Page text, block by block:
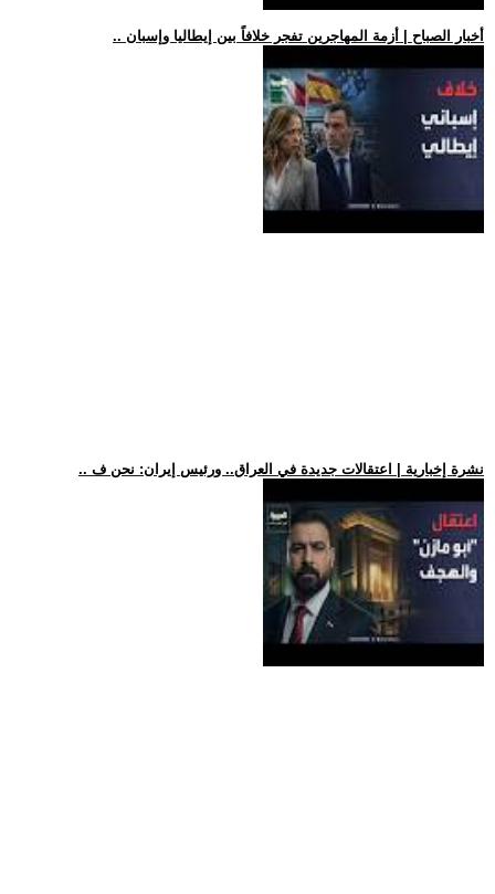
.. أخبار الصباح | أزمة المهاجرين تفجر خلافاً بين إيطاليا وإسبان
.. نشرة إخبارية | اعتقالات جديدة في العراق.. ورئيس إيران: نحن ف